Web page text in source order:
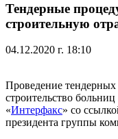
Тендерные
строительную
04.12.2020 г. 18:10
Проведение
строительство
«Интерфакс» со
президента группы